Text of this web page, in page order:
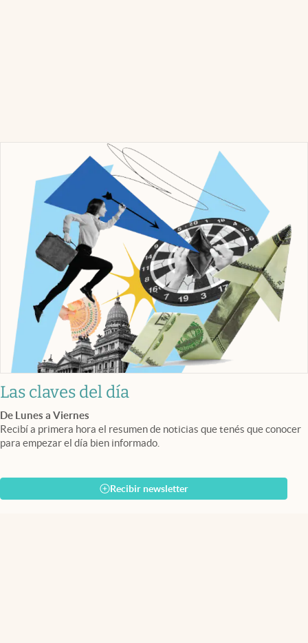
Las claves del día
De Lunes a Viernes
Recibí a primera hora el resumen de noticias que tenés que conocer
para empezar el día bien informado.
Recibir newsletter